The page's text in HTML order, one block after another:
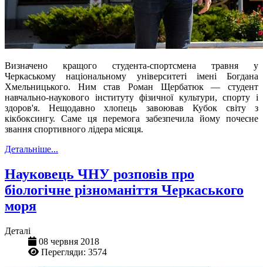
Визначено кращого студента-спортсмена травня у
Черкаському національному університеті імені Богдана
Хмельницького. Ним став Роман Щербатюк — студент
навчально-наукового інститутуфізичної культури, спорту і
здоров'я.Нещодавно хлопець завоював Кубок світу з
кікбоксингу. Саме ця перемога забезпечила йому почесне
звання спортивного лідера місяця.
Детальніше...
Науковець ЧНУ розповів про
біологічне різноманіття Черкаського
моря
Деталі
08 червня 2018
Перегляди: 3574